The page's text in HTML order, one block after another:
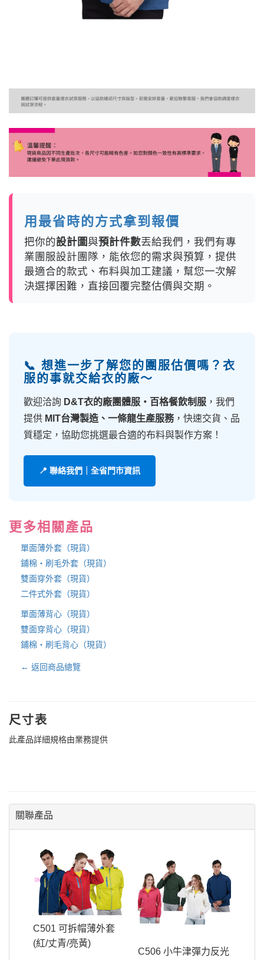
用最省時的方式拿到報價
把你的設計圖與預計件數丟給我們，我們有專
業團服設計團隊，能依您的需求與預算，提供
最適合的款式、布料與加工建議，幫您一次解
決選擇困難，直接回覆完整估價與交期。
📞 想進一步了解您的團服估價嗎？衣
服的事就交給衣的廠～
歡迎洽詢 D&T衣的廠團體服・百格餐飲制服 ，我們
提供 MIT台灣製造、一條龍生產服務，快速交貨、品
質穩定，協助您挑選最合適的布料與製作方案！
📍 聯絡我們｜全省門市資訊
更多相關產品
單面薄外套（現貨）
鋪棉・刷毛外套（現貨）
雙面穿外套（現貨）
二件式外套（現貨）
單面薄背心（現貨）
雙面穿背心（現貨）
鋪棉・刷毛背心（現貨）
← 返回商品總覽
尺寸表
此產品詳細規格由業務提供
關聯產品
C501 可拆帽薄外套
(紅/丈青/亮黃)
C506 小牛津彈力反光